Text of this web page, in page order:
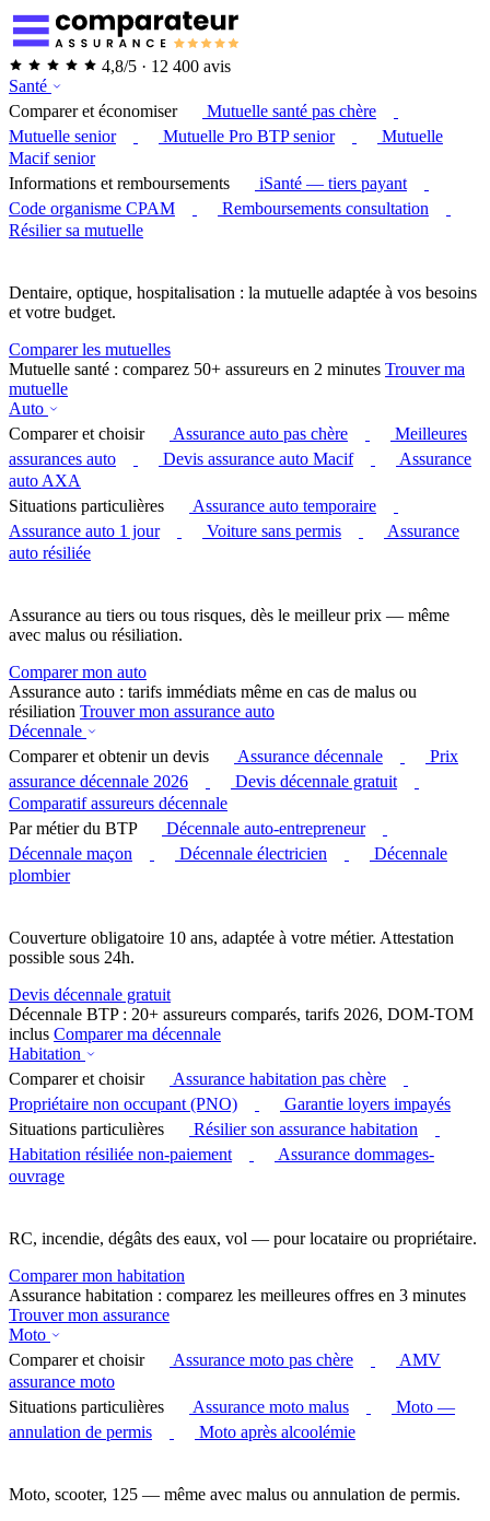
4,8/5 · 12 400 avis
Santé
Comparer et économiser
Mutuelle santé pas chère
Mutuelle senior
Mutuelle Pro BTP senior
Mutuelle
Macif senior
Informations et remboursements
iSanté — tiers payant
Code organisme CPAM
Remboursements consultation
Résilier sa mutuelle
Dentaire, optique, hospitalisation : la mutuelle adaptée à vos besoins
et votre budget.
Comparer les mutuelles
Mutuelle santé : comparez 50+ assureurs en 2 minutes Trouver ma
mutuelle
Auto
Comparer et choisir
Assurance auto pas chère
Meilleures
assurances auto
Devis assurance auto Macif
Assurance
auto AXA
Situations particulières
Assurance auto temporaire
Assurance auto 1 jour
Voiture sans permis
Assurance
auto résiliée
Assurance au tiers ou tous risques, dès le meilleur prix — même
avec malus ou résiliation.
Comparer mon auto
Assurance auto : tarifs immédiats même en cas de malus ou
résiliation Trouver mon assurance auto
Décennale
Comparer et obtenir un devis
Assurance décennale
Prix
assurance décennale 2026
Devis décennale gratuit
Comparatif assureurs décennale
Par métier du BTP
Décennale auto-entrepreneur
Décennale maçon
Décennale électricien
Décennale
plombier
Couverture obligatoire 10 ans, adaptée à votre métier. Attestation
possible sous 24h.
Devis décennale gratuit
Décennale BTP : 20+ assureurs comparés, tarifs 2026, DOM-TOM
inclus Comparer ma décennale
Habitation
Comparer et choisir
Assurance habitation pas chère
Propriétaire non occupant (PNO)
Garantie loyers impayés
Situations particulières
Résilier son assurance habitation
Habitation résiliée non-paiement
Assurance dommages-
ouvrage
RC, incendie, dégâts des eaux, vol — pour locataire ou propriétaire.
Comparer mon habitation
Assurance habitation : comparez les meilleures offres en 3 minutes
Trouver mon assurance
Moto
Comparer et choisir
Assurance moto pas chère
AMV
assurance moto
Situations particulières
Assurance moto malus
Moto —
annulation de permis
Moto après alcoolémie
Moto, scooter, 125 — même avec malus ou annulation de permis.